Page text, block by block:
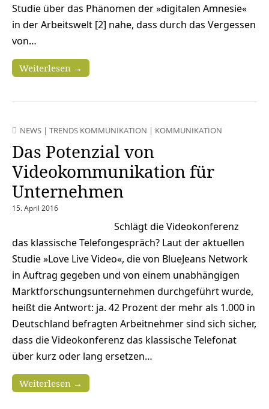
Studie über das Phänomen der »digitalen Amnesie«
in der Arbeitswelt [2] nahe, dass durch das Vergessen
von…
Weiterlesen →
NEWS | TRENDS KOMMUNIKATION | KOMMUNIKATION
Das Potenzial von
Videokommunikation für
Unternehmen
15. April 2016
Schlägt die Videokonferenz
das klassische Telefongespräch? Laut der aktuellen
Studie »Love Live Video«, die von BlueJeans Network
in Auftrag gegeben und von einem unabhängigen
Marktforschungsunternehmen durchgeführt wurde,
heißt die Antwort: ja. 42 Prozent der mehr als 1.000 in
Deutschland befragten Arbeitnehmer sind sich sicher,
dass die Videokonferenz das klassische Telefonat
über kurz oder lang ersetzen…
Weiterlesen →